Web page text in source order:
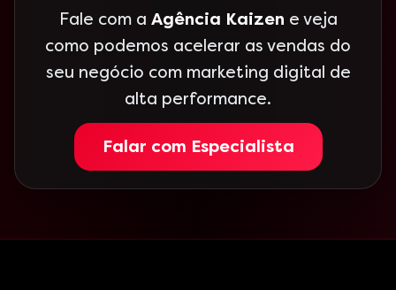
Fale com a Agência Kaizen e veja
como podemos acelerar as vendas do
seu negócio com marketing digital de
alta performance.
Falar com Especialista